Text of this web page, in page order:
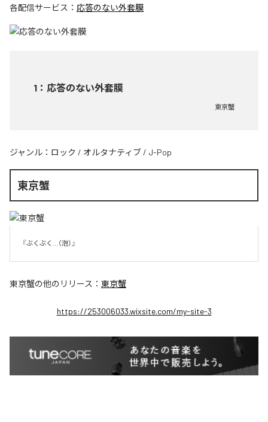
各配信サービス： 応答のない外套膜
1 ： 応答のない外套膜
東京蟹
ジャンル： ロック / オルタナティブ / J-Pop
東京蟹
『ぶくぶく...（泡）』
東京蟹の他のリリース： 東京蟹
https://253006033.wixsite.com/my-site-3